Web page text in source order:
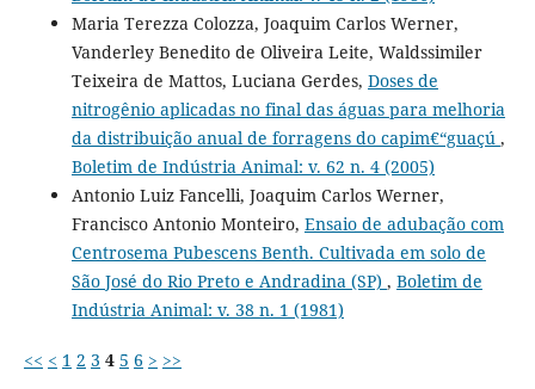
Maria Terezza Colozza, Joaquim Carlos Werner,
Vanderley Benedito de Oliveira Leite, Waldssimiler
Teixeira de Mattos, Luciana Gerdes, Doses de
nitrogênio aplicadas no final das águas para melhoria
da distribuição anual de forragens do capim€“guaçú ,
Boletim de Indústria Animal: v. 62 n. 4 (2005)
Antonio Luiz Fancelli, Joaquim Carlos Werner,
Francisco Antonio Monteiro, Ensaio de adubação com
Centrosema Pubescens Benth. Cultivada em solo de
São José do Rio Preto e Andradina (SP) , Boletim de
Indústria Animal: v. 38 n. 1 (1981)
<< < 1 2 3 4 5 6 > >>